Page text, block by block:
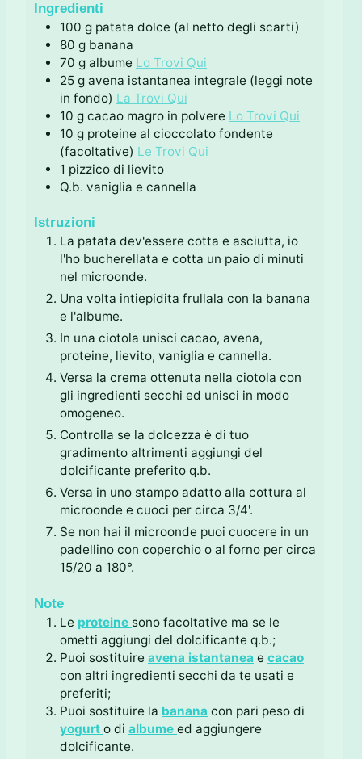
Ingredienti
100 g patata dolce (al netto degli scarti)
80 g banana
70 g albume Lo Trovi Qui
25 g avena istantanea integrale (leggi note
in fondo) La Trovi Qui
10 g cacao magro in polvere Lo Trovi Qui
10 g proteine al cioccolato fondente
(facoltative) Le Trovi Qui
1 pizzico di lievito
Q.b. vaniglia e cannella
Istruzioni
La patata dev'essere cotta e asciutta, io
l'ho bucherellata e cotta un paio di minuti
nel microonde.
Una volta intiepidita frullala con la banana
e l'albume.
In una ciotola unisci cacao, avena,
proteine, lievito, vaniglia e cannella.
Versa la crema ottenuta nella ciotola con
gli ingredienti secchi ed unisci in modo
omogeneo.
Controlla se la dolcezza è di tuo
gradimento altrimenti aggiungi del
dolcificante preferito q.b.
Versa in uno stampo adatto alla cottura al
microonde e cuoci per circa 3/4'.
Se non hai il microonde puoi cuocere in un
padellino con coperchio o al forno per circa
15/20 a 180°.
Note
Le proteine sono facoltative ma se le
ometti aggiungi del dolcificante q.b.;
Puoi sostituire avena istantanea e cacao
con altri ingredienti secchi da te usati e
preferiti;
Puoi sostituire la banana con pari peso di
yogurt o di albume ed aggiungere
dolcificante.